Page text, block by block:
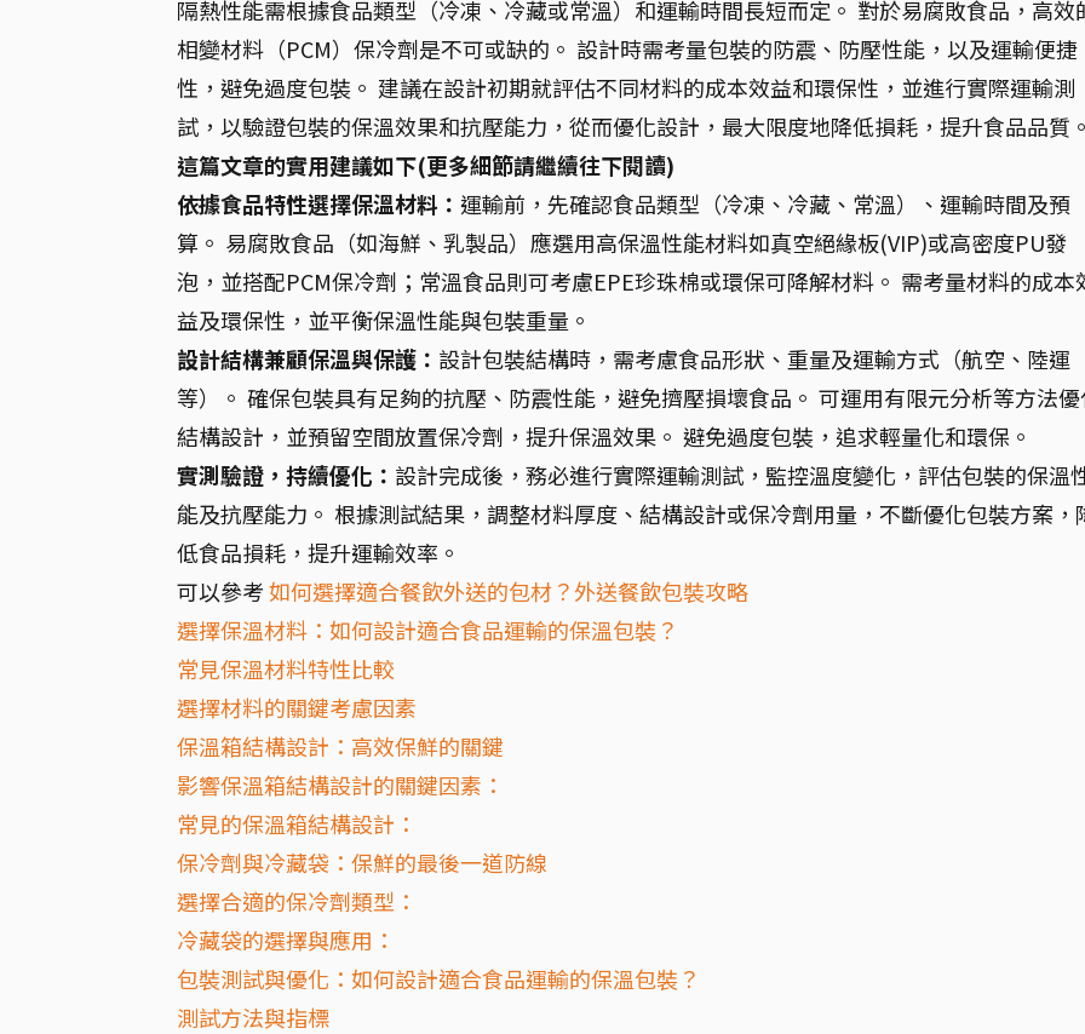
隔熱性能需根據食品類型（冷凍、冷藏或常溫）和運輸時間長短而定。 對於易腐敗食品，高效
相變材料（PCM）保冷劑是不可或缺的。 設計時需考量包裝的防震、防壓性能，以及運輸便捷
性，避免過度包裝。 建議在設計初期就評估不同材料的成本效益和環保性，並進行實際運輸測
試，以驗證包裝的保溫效果和抗壓能力，從而優化設計，最大限度地降低損耗，提升食品品質。
這篇文章的實用建議如下(更多細節請繼續往下閱讀)
依據食品特性選擇保溫材料： 運輸前，先確認食品類型（冷凍、冷藏、常溫）、運輸時間及預
算。 易腐敗食品（如海鮮、乳製品）應選用高保溫性能材料如真空絕緣板(VIP)或高密度PU發
泡，並搭配PCM保冷劑；常溫食品則可考慮EPE珍珠棉或環保可降解材料。 需考量材料的成本
益及環保性，並平衡保溫性能與包裝重量。
設計結構兼顧保溫與保護： 設計包裝結構時，需考慮食品形狀、重量及運輸方式（航空、陸運
等）。 確保包裝具有足夠的抗壓、防震性能，避免擠壓損壞食品。 可運用有限元分析等方法優
結構設計，並預留空間放置保冷劑，提升保溫效果。 避免過度包裝，追求輕量化和環保。
實測驗證，持續優化： 設計完成後，務必進行實際運輸測試，監控溫度變化，評估包裝的保溫
能及抗壓能力。 根據測試結果，調整材料厚度、結構設計或保冷劑用量，不斷優化包裝方案，
低食品損耗，提升運輸效率。
可以參考如何選擇適合餐飲外送的包材？外送餐飲包裝攻略
選擇保溫材料：如何設計適合食品運輸的保溫包裝？
常見保溫材料特性比較
選擇材料的關鍵考慮因素
保溫箱結構設計：高效保鮮的關鍵
影響保溫箱結構設計的關鍵因素：
常見的保溫箱結構設計：
保冷劑與冷藏袋：保鮮的最後一道防線
選擇合適的保冷劑類型：
冷藏袋的選擇與應用：
包裝測試與優化：如何設計適合食品運輸的保溫包裝？
測試方法與指標